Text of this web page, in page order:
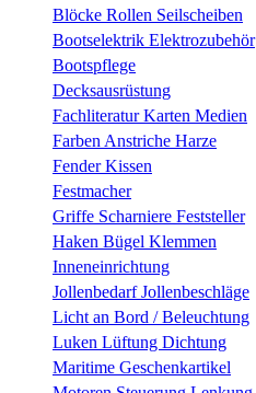
Blöcke Rollen Seilscheiben
Bootselektrik Elektrozubehör
Bootspflege
Decksausrüstung
Fachliteratur Karten Medien
Farben Anstriche Harze
Fender Kissen
Festmacher
Griffe Scharniere Feststeller
Haken Bügel Klemmen
Inneneinrichtung
Jollenbedarf Jollenbeschläge
Licht an Bord / Beleuchtung
Luken Lüftung Dichtung
Maritime Geschenkartikel